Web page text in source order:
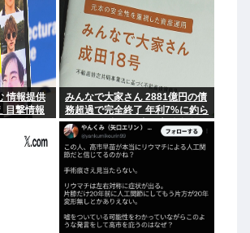
情報提供
目撃情報
みんなで大家さん 2881億円の債
務超過で完全終了 年利7%に釣ら
れた3万人超の弱者の老後資金
2000億円が消滅